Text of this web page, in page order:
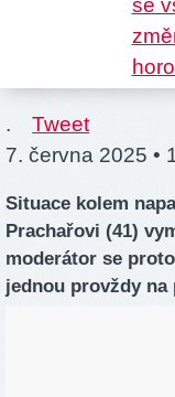
.
Tweet
7. června 2025 •
Situace kolem
Prachařovi (41)
moderátor se
jednou provždy na